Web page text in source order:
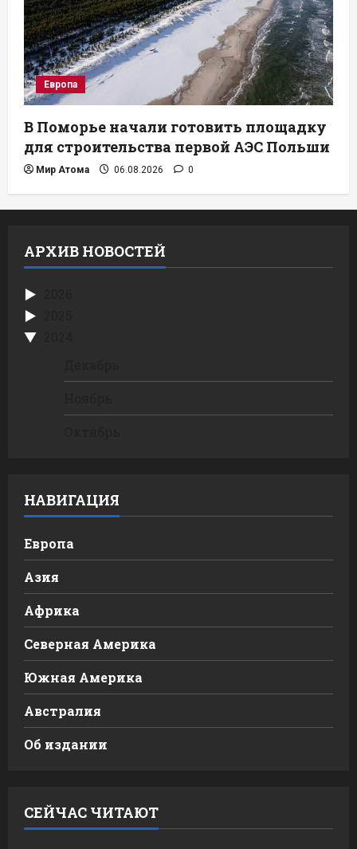
Европа
В Поморье начали готовить площадку
для строительства первой АЭС Польши
Мир Атома 06.08.2026 0
АРХИВ НОВОСТЕЙ
НАВИГАЦИЯ
Европа
Азия
Африка
Северная Америка
Южная Америка
Австралия
Об издании
СЕЙЧАС ЧИТАЮТ